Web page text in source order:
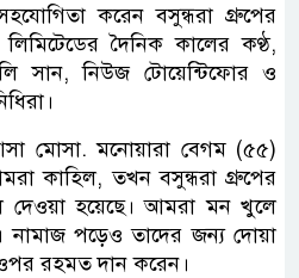
করেন বসুন্ধরা গ্রুপের
দৈনিক কালের কণ্ঠ,
সান, নিউজ টোয়েন্টিফোর ও
মোসা. মনোয়ারা বেগম (৫৫)
কাহিল, তখন বসুন্ধরা গ্রুপের
দেওয়া হয়েছে। আমরা মন খুলে
নামাজ পড়েও তাদের জন্য দোয়া
রহমত দান করেন।